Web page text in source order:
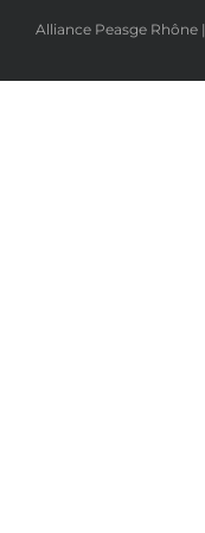
Alliance Peasge Rhône |